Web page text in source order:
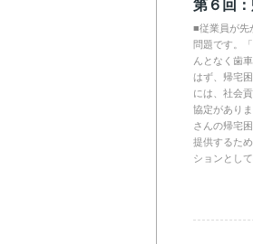
第６回
■従業員が先
問題です。
んとなく歯
はず、帰宅
には、社会
協定があり
さんの帰宅
提供するた
ションとし